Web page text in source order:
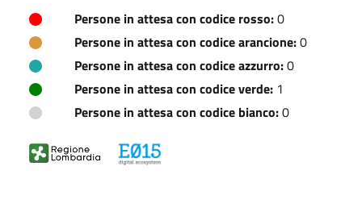
Persone in attesa con codice rosso:0
Persone in attesa con codice arancione:0
Persone in attesa con codice azzurro:0
Persone in attesa con codice verde: 1
Persone in attesa con codice bianco:0